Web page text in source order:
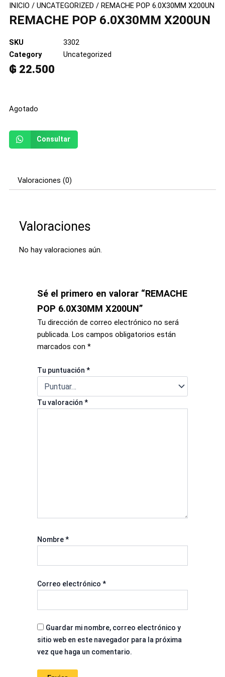
INICIO / UNCATEGORIZED / REMACHE POP 6.0X30MM X200UN
REMACHE POP 6.0X30MM X200UN
SKU
3302
Category
Uncategorized
₲ 22.500
Agotado
Consultar
Valoraciones (0)
Valoraciones
No hay valoraciones aún.
Sé el primero en valorar “REMACHE
POP 6.0X30MM X200UN”
Tu dirección de correo electrónico no será
publicada. Los campos obligatorios están
marcados con*
Tu puntuación*
Tu valoración*
Nombre*
Correo electrónico*
Guardar mi nombre, correo electrónico y
sitio web en este navegador para la próxima
vez que haga un comentario.